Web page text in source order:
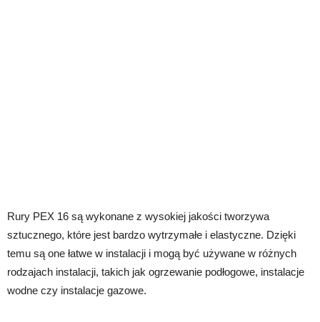
Rury PEX 16 są wykonane z wysokiej jakości tworzywa
sztucznego, które jest bardzo wytrzymałe i elastyczne. Dzięki
temu są one łatwe w instalacji i mogą być używane w różnych
rodzajach instalacji, takich jak ogrzewanie podłogowe, instalacje
wodne czy instalacje gazowe.